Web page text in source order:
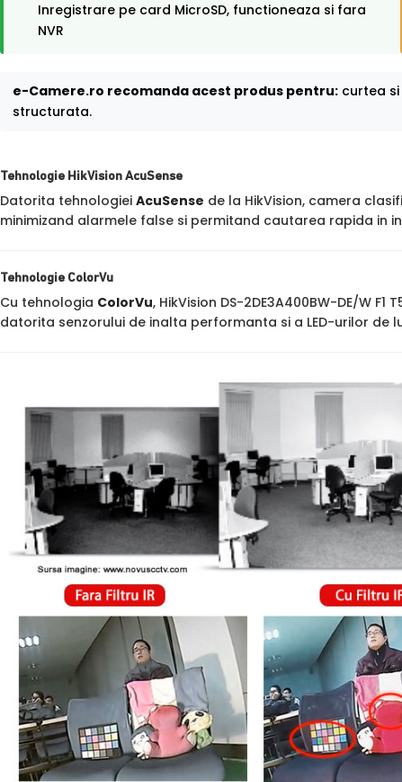
Inregistrare pe card MicroSD, functioneaza si fara
NVR
e-Camere.ro recomanda acest produs pentru: curtea
structurata.
Tehnologie HikVision AcuSense
Datorita tehnologiei AcuSense de la HikVision, camera
minimizand alarmele false si permitand cautarea rapida in
Tehnologie ColorVu
Cu tehnologia ColorVu, HikVision DS-2DE3A400BW-DE/W
datorita senzorului de inalta performanta si a LED-urilor de